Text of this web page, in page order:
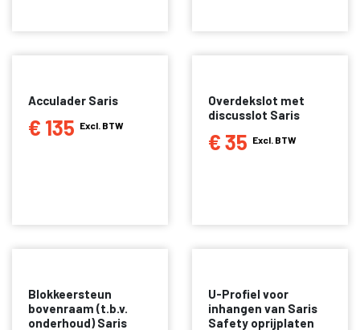
Acculader Saris
€ 135 Excl. BTW
Overdekslot met
discusslot Saris
€ 35 Excl. BTW
Blokkeersteun
bovenraam (t.b.v.
onderhoud) Saris
U-Profiel voor
inhangen van Saris
Safety oprijplaten